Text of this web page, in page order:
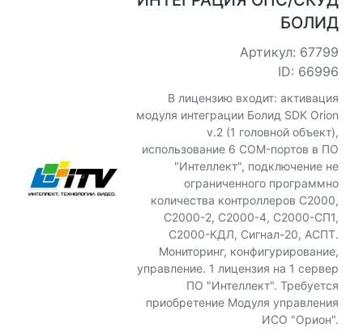
БОЛИД
Артикул: 67799
ID: 66996
В лицензию входит: активация
модуля интеграции Болид SDK Orion
v.2 (1 головной объект),
использование 6 COM-портов в ПО
"Интеллект", подключение не
ограниченного программно
количества контроллеров С2000,
С2000-2, С2000-4, С2000-СП1,
С2000-КДЛ, Сигнал-20, АСПТ.
Мониторинг, конфигурирование,
управление. 1 лицензия на 1 сервер
ПО "Интеллект". Требуется
приобретение Модуля управления
ИСО "Орион".